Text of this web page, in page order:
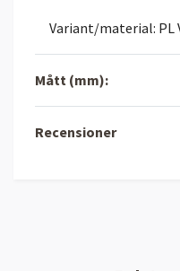
Variant/material: PL
Mått (mm):
Recensioner